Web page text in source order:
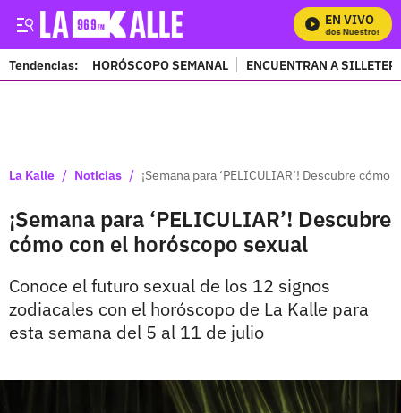
EN VIVO
Mira Todos Nuestros
Tendencias: HORÓSCOPO SEMANAL ENCUENTRAN A
La Kalle / Noticias / ¡Semana para ‘PELICULIAR’! Descubre
¡Semana para ‘PELICULIAR’! Descubre
cómo con el horóscopo sexual
Conoce el futuro sexual de los 12 signos
zodiacales con el horóscopo de La Kalle para
esta semana del 5 al 11 de julio